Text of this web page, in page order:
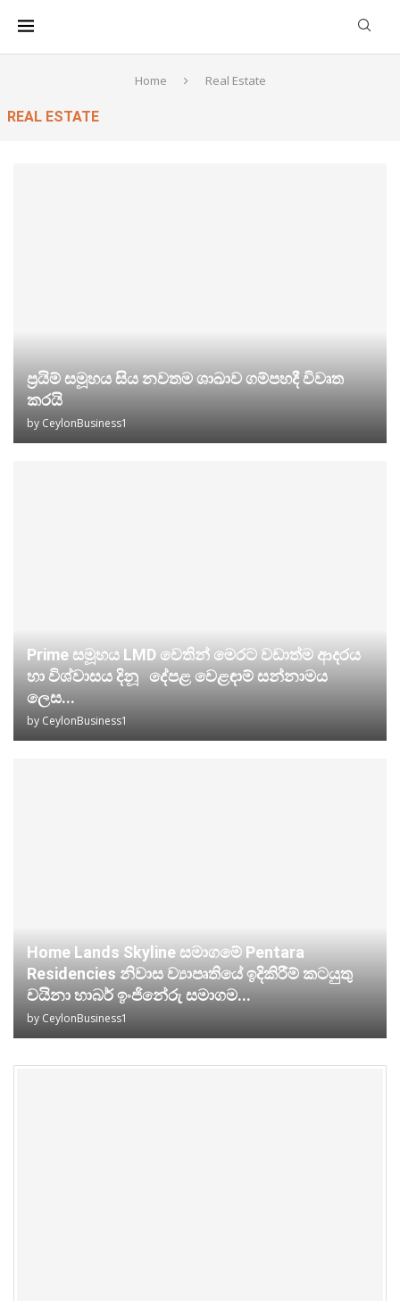
Home Real Estate
REAL ESTATE
ප්‍රයිම් සමූහය සිය නවතම ශාඛාව ගම්පහදී විවෘත
කරයි
by CeylonBusiness1
Prime සමූහය LMD වෙතින් මෙරට වඩාත්ම ආදරය
හා විශ්වාසය දිනූ දේපළ වෙළඳාම් සන්නාමය
ලෙස...
by CeylonBusiness1
Home Lands Skyline සමාගමේ Pentara
Residencies නිවාස ව්‍යාපෘතියේ ඉදිකිරීම් කටයුතු
චයිනා හාබර් ඉංජිනේරු සමාගම...
by CeylonBusiness1